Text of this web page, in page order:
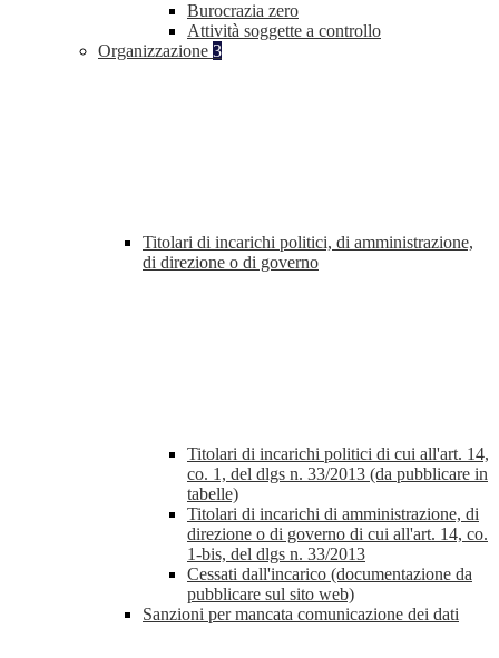
Burocrazia zero
Attività soggette a controllo
Organizzazione 3
Titolari di incarichi politici, di amministrazione,
di direzione o di governo
Titolari di incarichi politici di cui all'art. 14,
co. 1, del dlgs n. 33/2013 (da pubblicare in
tabelle)
Titolari di incarichi di amministrazione, di
direzione o di governo di cui all'art. 14, co.
1-bis, del dlgs n. 33/2013
Cessati dall'incarico (documentazione da
pubblicare sul sito web)
Sanzioni per mancata comunicazione dei dati